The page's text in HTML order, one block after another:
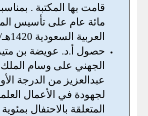
قامت بها المكتبة .
مائة عام على تأسيس
العربية السعودية 1420هـ/1999م.
حصول أ.د. عويضة بن
الجهني على وسام الملك
عبدالعزيز من الدرجة
لجهودة في الأعمال
المتعلقة بالاحتفال